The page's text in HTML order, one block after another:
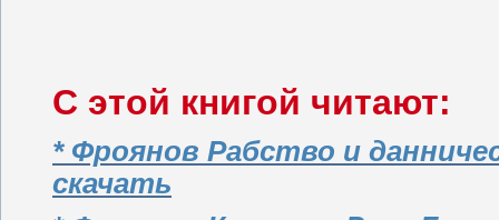
С этой книгой читают:
* Фроянов Рабство и
скачать